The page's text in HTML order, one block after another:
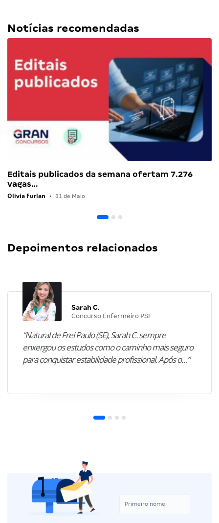
Notícias recomendadas
Editais publicados da semana ofertam 7.276
vagas…
Olivia Furlan • 31 de Maio
Depoimentos relacionados
Sarah C.
Concurso Enfermeiro PSF
“Natural de Frei Paulo (SE), Sarah C. sempre
enxergou os estudos como o caminho mais seguro
para conquistar estabilidade profissional. Após o…”